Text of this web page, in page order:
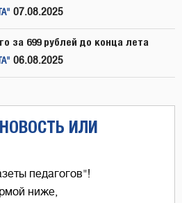
07.08.2025
за 699 рублей до конца лета
06.08.2025
ИЛИ
педагогов"!
ниже,